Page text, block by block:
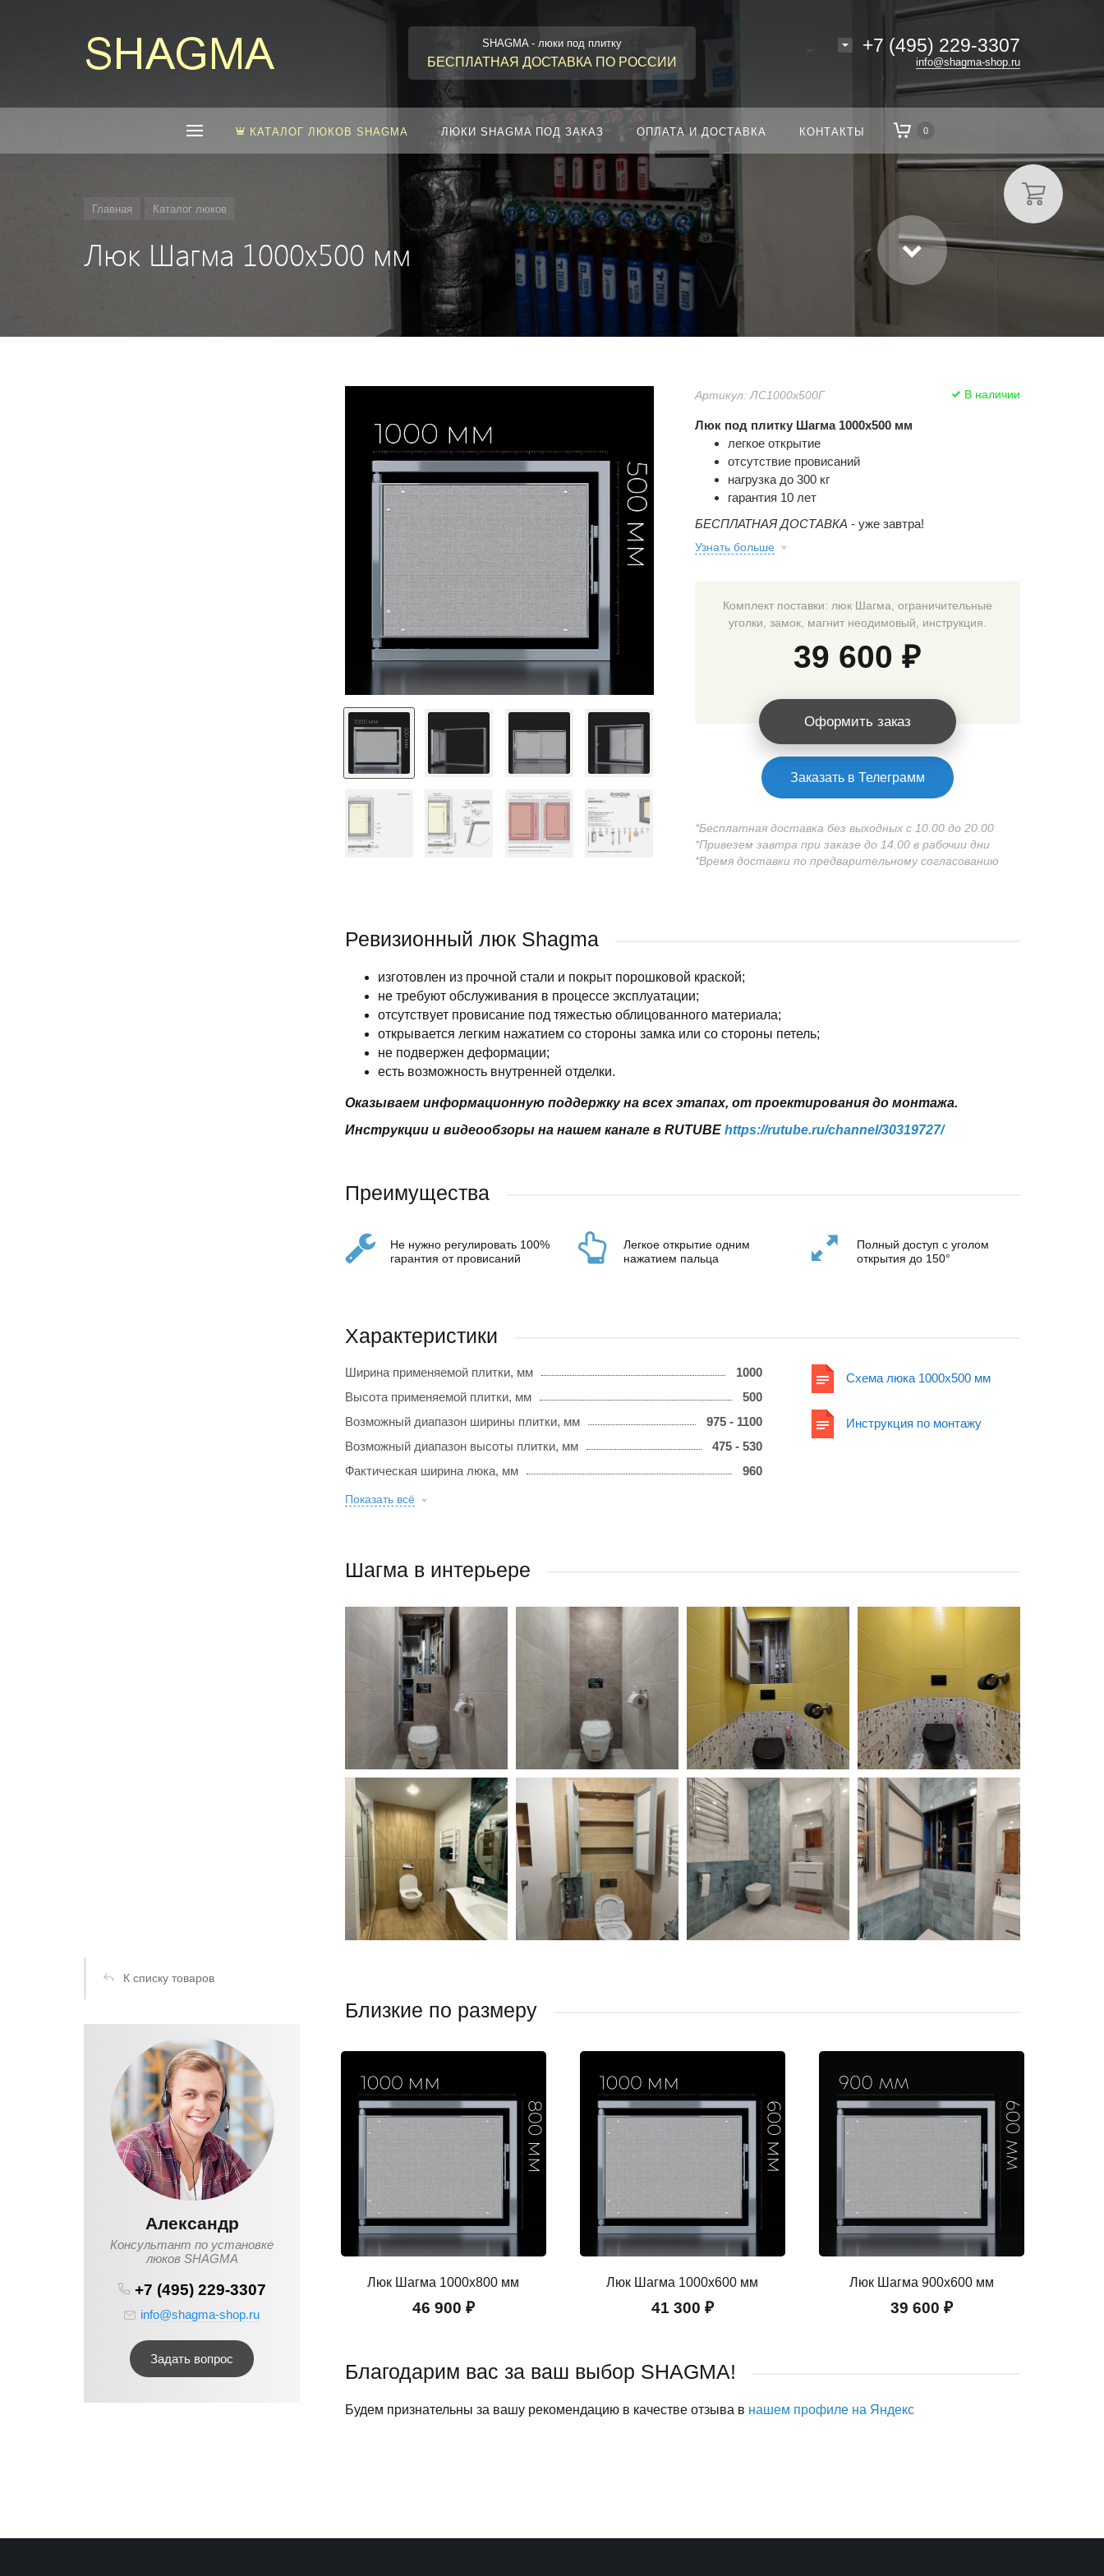
SHAGMA - люки под плитку
БЕСПЛАТНАЯ ДОСТАВКА ПО РОССИИ
+7 (495) 229-3307
info@shagma-shop.ru
КАТАЛОГ ЛЮКОВ SHAGMA ЛЮКИ SHAGMA ПОД ЗАКАЗ ОПЛАТА И ДОСТАВКА КОНТАКТЫ 0
Главная Каталог люков
Люк Шагма 1000x500 мм
К списку товаров
Александр
Консультант по установке
люков SHAGMA
+7 (495) 229-3307
info@shagma-shop.ru
Задать вопрос
Артикул: ЛС1000x500Г В наличии
Люк под плитку Шагма 1000x500 мм
легкое открытие
отсутствие провисаний
нагрузка до 300 кг
гарантия 10 лет
БЕСПЛАТНАЯ ДОСТАВКА - уже завтра!
Узнать больше
Комплект поставки: люк Шагма, ограничительные
уголки, замок, магнит неодимовый, инструкция.
39 600 ₽
Оформить заказ
Заказать в Телеграмм
*Бесплатная доставка без выходных с 10.00 до 20.00
*Привезем завтра при заказе до 14.00 в рабочии дни
*Время доставки по предварительному согласованию
Ревизионный люк Shagma
изготовлен из прочной стали и покрыт порошковой краской;
не требуют обслуживания в процессе эксплуатации;
отсутствует провисание под тяжестью облицованного материала;
открывается легким нажатием со стороны замка или со стороны петель;
не подвержен деформации;
есть возможность внутренней отделки.
Оказываем информационную поддержку на всех этапах, от проектирования до монтажа.
Инструкции и видеообзоры на нашем канале в RUTUBE https://rutube.ru/channel/30319727/
Преимущества
Не нужно регулировать 100%
гарантия от провисаний
Легкое открытие одним
нажатием пальца
Полный доступ с уголом
открытия до 150°
Характеристики
Ширина применяемой плитки, мм
1000
Высота применяемой плитки, мм
500
Возможный диапазон ширины плитки, мм
975 - 1100
Возможный диапазон высоты плитки, мм
475 - 530
Фактическая ширина люка, мм
960
Показать всё
Схема люка 1000x500 мм
Инструкция по монтажу
Шагма в интерьере
Близкие по размеру
Люк Шагма 1000x800 мм
46 900 ₽
Люк Шагма 1000x600 мм
41 300 ₽
Люк Шагма 900x600 мм
39 600 ₽
Благодарим вас за ваш выбор SHAGMA!
Будем признательны за вашу рекомендацию в качестве отзыва в нашем профиле на Яндекс